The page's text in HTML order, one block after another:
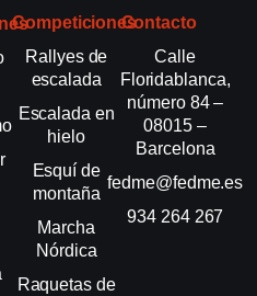
Competiciones
Rallyes de
escalada
Escalada en
hielo
Esquí de
montaña
Marcha
Nórdica
Raquetas de
Contacto
Calle
Floridablanca,
número 84 –
08015 –
Barcelona
fedme@fedme.es
934 264 267